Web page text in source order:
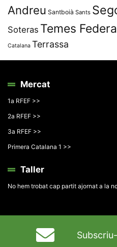
Andreu Santboià Sants
Soteras Temes
Catalana Terrassa
Mercat
1a RFEF >>
2a RFEF >>
3a RFEF >>
Primera Catalana 1 >>
Taller
No hem trobat cap partit ajornat a la